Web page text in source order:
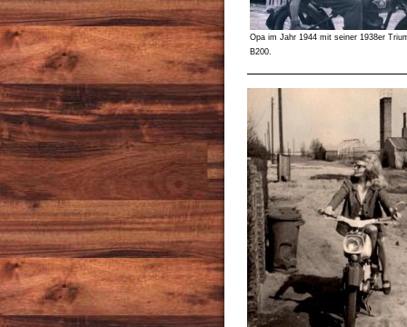
Opa im Jahr 1944 mit seiner 1938er
B200.